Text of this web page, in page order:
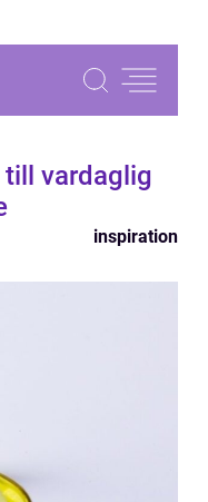
vardaglig
inspiration